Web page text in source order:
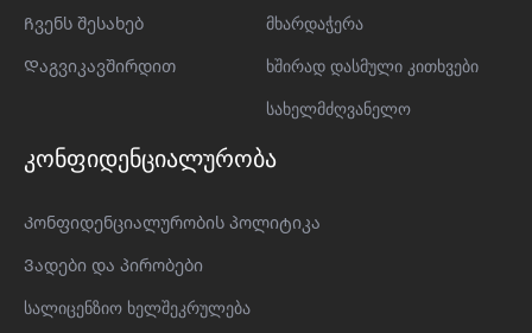
Ჩვენს შესახებ
Დაგვიკავშირდით
მხარდაჭერა
ხშირად დასმული კითხვები
სახელმძღვანელო
კონფიდენციალურობა
Კონფიდენციალურობის პოლიტიკა
Ვადები და პირობები
სალიცენზიო ხელშეკრულება